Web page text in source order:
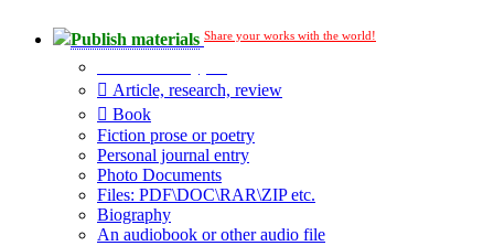
Publish materials Share your works with the world!
Article, research, review
Book
Fiction prose or poetry
Personal journal entry
Photo Documents
Files: PDF\DOC\RAR\ZIP etc.
Biography
An audiobook or other audio file